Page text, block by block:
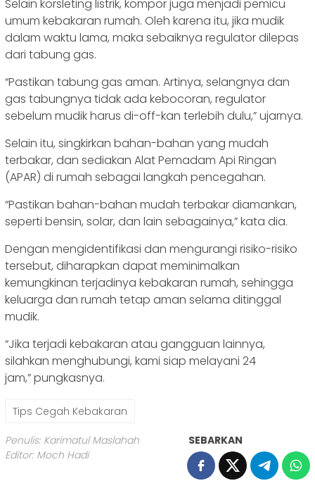
Selain korsleting listrik, kompor juga menjadi pemicu
umum kebakaran rumah. Oleh karena itu, jika mudik
dalam waktu lama, maka sebaiknya regulator dilepas
dari tabung gas.
“Pastikan tabung gas aman. Artinya, selangnya dan
gas tabungnya tidak ada kebocoran, regulator
sebelum mudik harus di-off-kan terlebih dulu,” ujarnya.
Selain itu, singkirkan bahan-bahan yang mudah
terbakar, dan sediakan Alat Pemadam Api Ringan
(APAR) di rumah sebagai langkah pencegahan.
“Pastikan bahan-bahan mudah terbakar diamankan,
seperti bensin, solar, dan lain sebagainya,” kata dia.
Dengan mengidentifikasi dan mengurangi risiko-risiko
tersebut, diharapkan dapat meminimalkan
kemungkinan terjadinya kebakaran rumah, sehingga
keluarga dan rumah tetap aman selama ditinggal
mudik.
“Jika terjadi kebakaran atau gangguan lainnya,
silahkan menghubungi, kami siap melayani 24
jam,” pungkasnya.
Tips Cegah Kebakaran
Penulis: Karimatul Maslahah
Editor: Moch Hadi
SEBARKAN